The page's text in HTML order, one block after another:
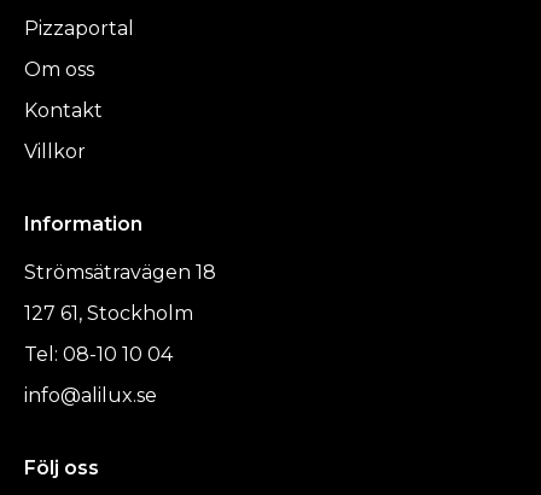
Pizzaportal
Om oss
Kontakt
Villkor
Information
Strömsätravägen 18
127 61, Stockholm
Tel: 08-10 10 04
info@alilux.se
Följ oss